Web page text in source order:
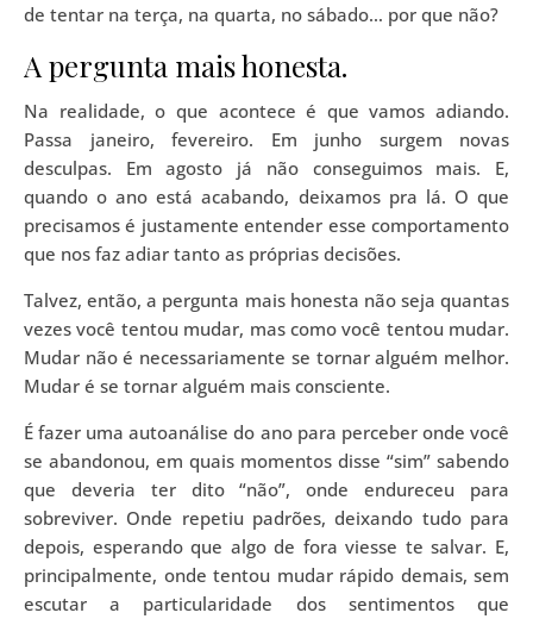
de tentar na terça, na quarta, no sábado… por que não?
A pergunta mais honesta.
Na realidade, o que acontece é que vamos adiando.
Passa janeiro, fevereiro. Em junho surgem novas
desculpas. Em agosto já não conseguimos mais. E,
quando o ano está acabando, deixamos pra lá. O que
precisamos é justamente entender esse comportamento
que nos faz adiar tanto as próprias decisões.
Talvez, então, a pergunta mais honesta não seja quantas
vezes você tentou mudar, mas como você tentou mudar.
Mudar não é necessariamente se tornar alguém melhor.
Mudar é se tornar alguém mais consciente.
É fazer uma autoanálise do ano para perceber onde você
se abandonou, em quais momentos disse “sim” sabendo
que deveria ter dito “não”, onde endureceu para
sobreviver. Onde repetiu padrões, deixando tudo para
depois, esperando que algo de fora viesse te salvar. E,
principalmente, onde tentou mudar rápido demais, sem
escutar a particularidade dos sentimentos que